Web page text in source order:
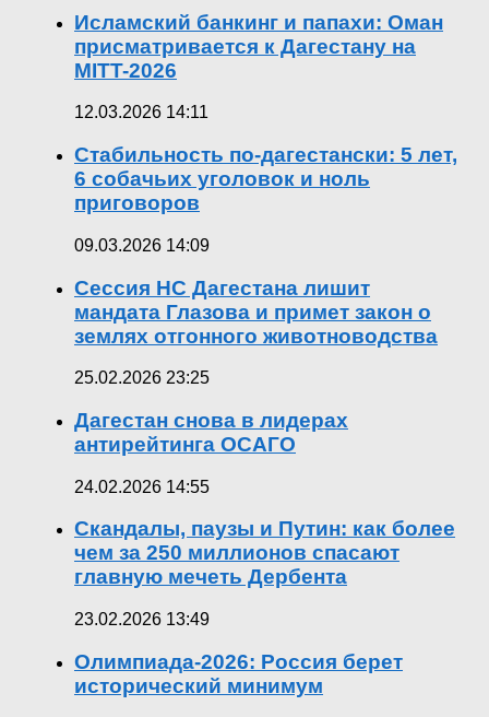
Исламский банкинг и папахи: Оман
присматривается к Дагестану на
MITT-2026
12.03.2026 14:11
Стабильность по-дагестански: 5 лет,
6 собачьих уголовок и ноль
приговоров
09.03.2026 14:09
Сессия НС Дагестана лишит
мандата Глазова и примет закон о
землях отгонного животноводства
25.02.2026 23:25
Дагестан снова в лидерах
антирейтинга ОСАГО
24.02.2026 14:55
Скандалы, паузы и Путин: как более
чем за 250 миллионов спасают
главную мечеть Дербента
23.02.2026 13:49
Олимпиада-2026: Россия берет
исторический минимум